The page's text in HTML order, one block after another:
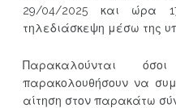
29/04/2025 και ώρα
τηλεδιάσκεψη μέσω της
Παρακαλούνται
παρακολουθήσουν να
αίτηση στον παρακάτω